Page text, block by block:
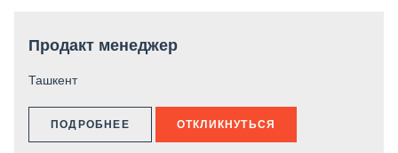
Продакт менеджер
Ташкент
ПОДРОБНЕЕ ОТКЛИКНУТЬСЯ